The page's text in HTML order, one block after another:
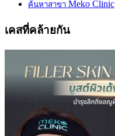
ค้นหาสาขา Meko Clinic
เคสที่คล้ายกัน